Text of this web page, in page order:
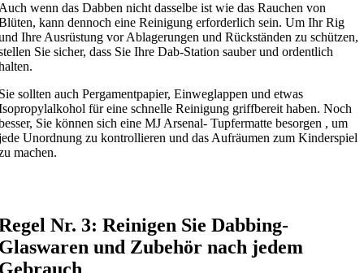
wenn das Dabben nicht dasselbe ist wie das Rauchen von
kann dennoch eine Reinigung erforderlich sein. Um Ihr Rig
Ihre Ausrüstung vor Ablagerungen und Rückständen zu schützen,
Sie sicher, dass Sie Ihre Dab-Station sauber und ordentlich
sollten auch Pergamentpapier, Einweglappen und etwas
für eine schnelle Reinigung griffbereit haben. Noch
Sie können sich eine MJ Arsenal- Tupfermatte besorgen , um
Unordnung zu kontrollieren und das Aufräumen zum Kinderspiel
machen.
Nr. 3: Reinigen Sie Dabbing-
und Zubehör nach jedem